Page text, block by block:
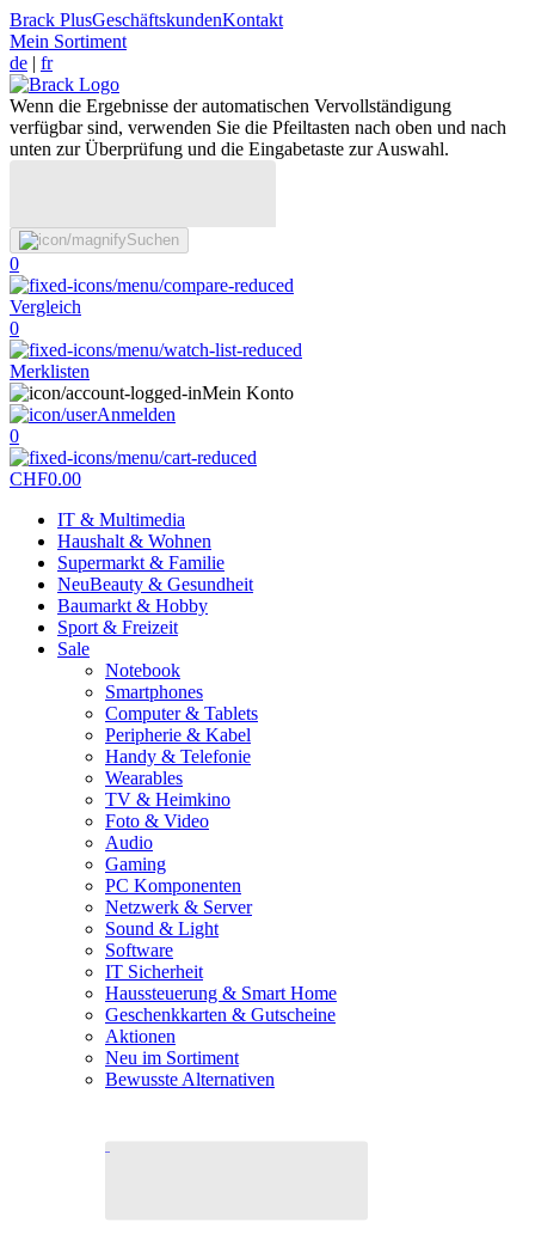
Brack PlusGeschäftskundenKontakt
Mein Sortiment
de | fr
Wenn die Ergebnisse der automatischen Vervollständigung
verfügbar sind, verwenden Sie die Pfeiltasten nach oben und nach
unten zur Überprüfung und die Eingabetaste zur Auswahl.
Suchen
0
Vergleich
0
Merklisten
Mein Konto
Anmelden
0
CHF0.00
IT & Multimedia
Haushalt & Wohnen
Supermarkt & Familie
NeuBeauty & Gesundheit
Baumarkt & Hobby
Sport & Freizeit
Sale
Notebook
Smartphones
Computer & Tablets
Peripherie & Kabel
Handy & Telefonie
Wearables
TV & Heimkino
Foto & Video
Audio
Gaming
PC Komponenten
Netzwerk & Server
Sound & Light
Software
IT Sicherheit
Haussteuerung & Smart Home
Geschenkkarten & Gutscheine
Aktionen
Neu im Sortiment
Bewusste Alternativen